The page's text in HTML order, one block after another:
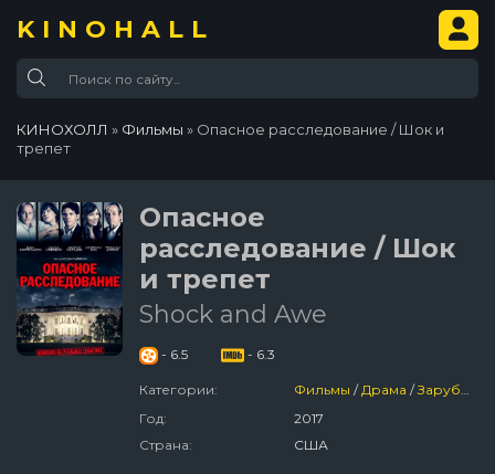
KINOHALL
КИНОХОЛЛ » Фильмы » Опасное расследование / Шок и
трепет
Опасное
расследование / Шок
и трепет
Shock and Awe
- 6.5 - 6.3
Категории: Фильмы /Драма /Зарубежный
Год:
2017
Страна:
США